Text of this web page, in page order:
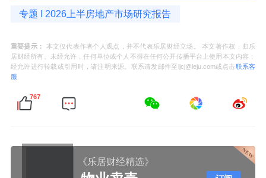
其中，公积金新政成为最大亮点。家庭最高贷
是，通过叠加新市民/青年人、多子女家庭、高
层次人才、绿色建筑及以旧换新等多项上浮政
策，最高贷款额度可达306万元。这一举措直
接提升了中高收入群体的购买力，特别是针对
下图对比了杭州公积金新政调整前后的额度变
专题 I 2026上半房地产市场研究报告
重要提示：
本文仅代表作者个人观点，并不代表乐居财经立场。 本文著作权，归乐
居财经所有。未经允许，任何单位或个人不得在任何公开传播平台上使用本文内容；
经允许进行转载或引用时，请注明来源。联系请发邮件至ljcj@leju.com或点击联系客
服
767
《乐居财经精选》